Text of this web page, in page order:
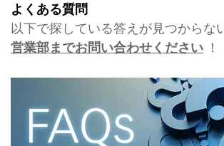
よくある質問
以下で探している答えが見つからな
営業部までお問い合わせください ！